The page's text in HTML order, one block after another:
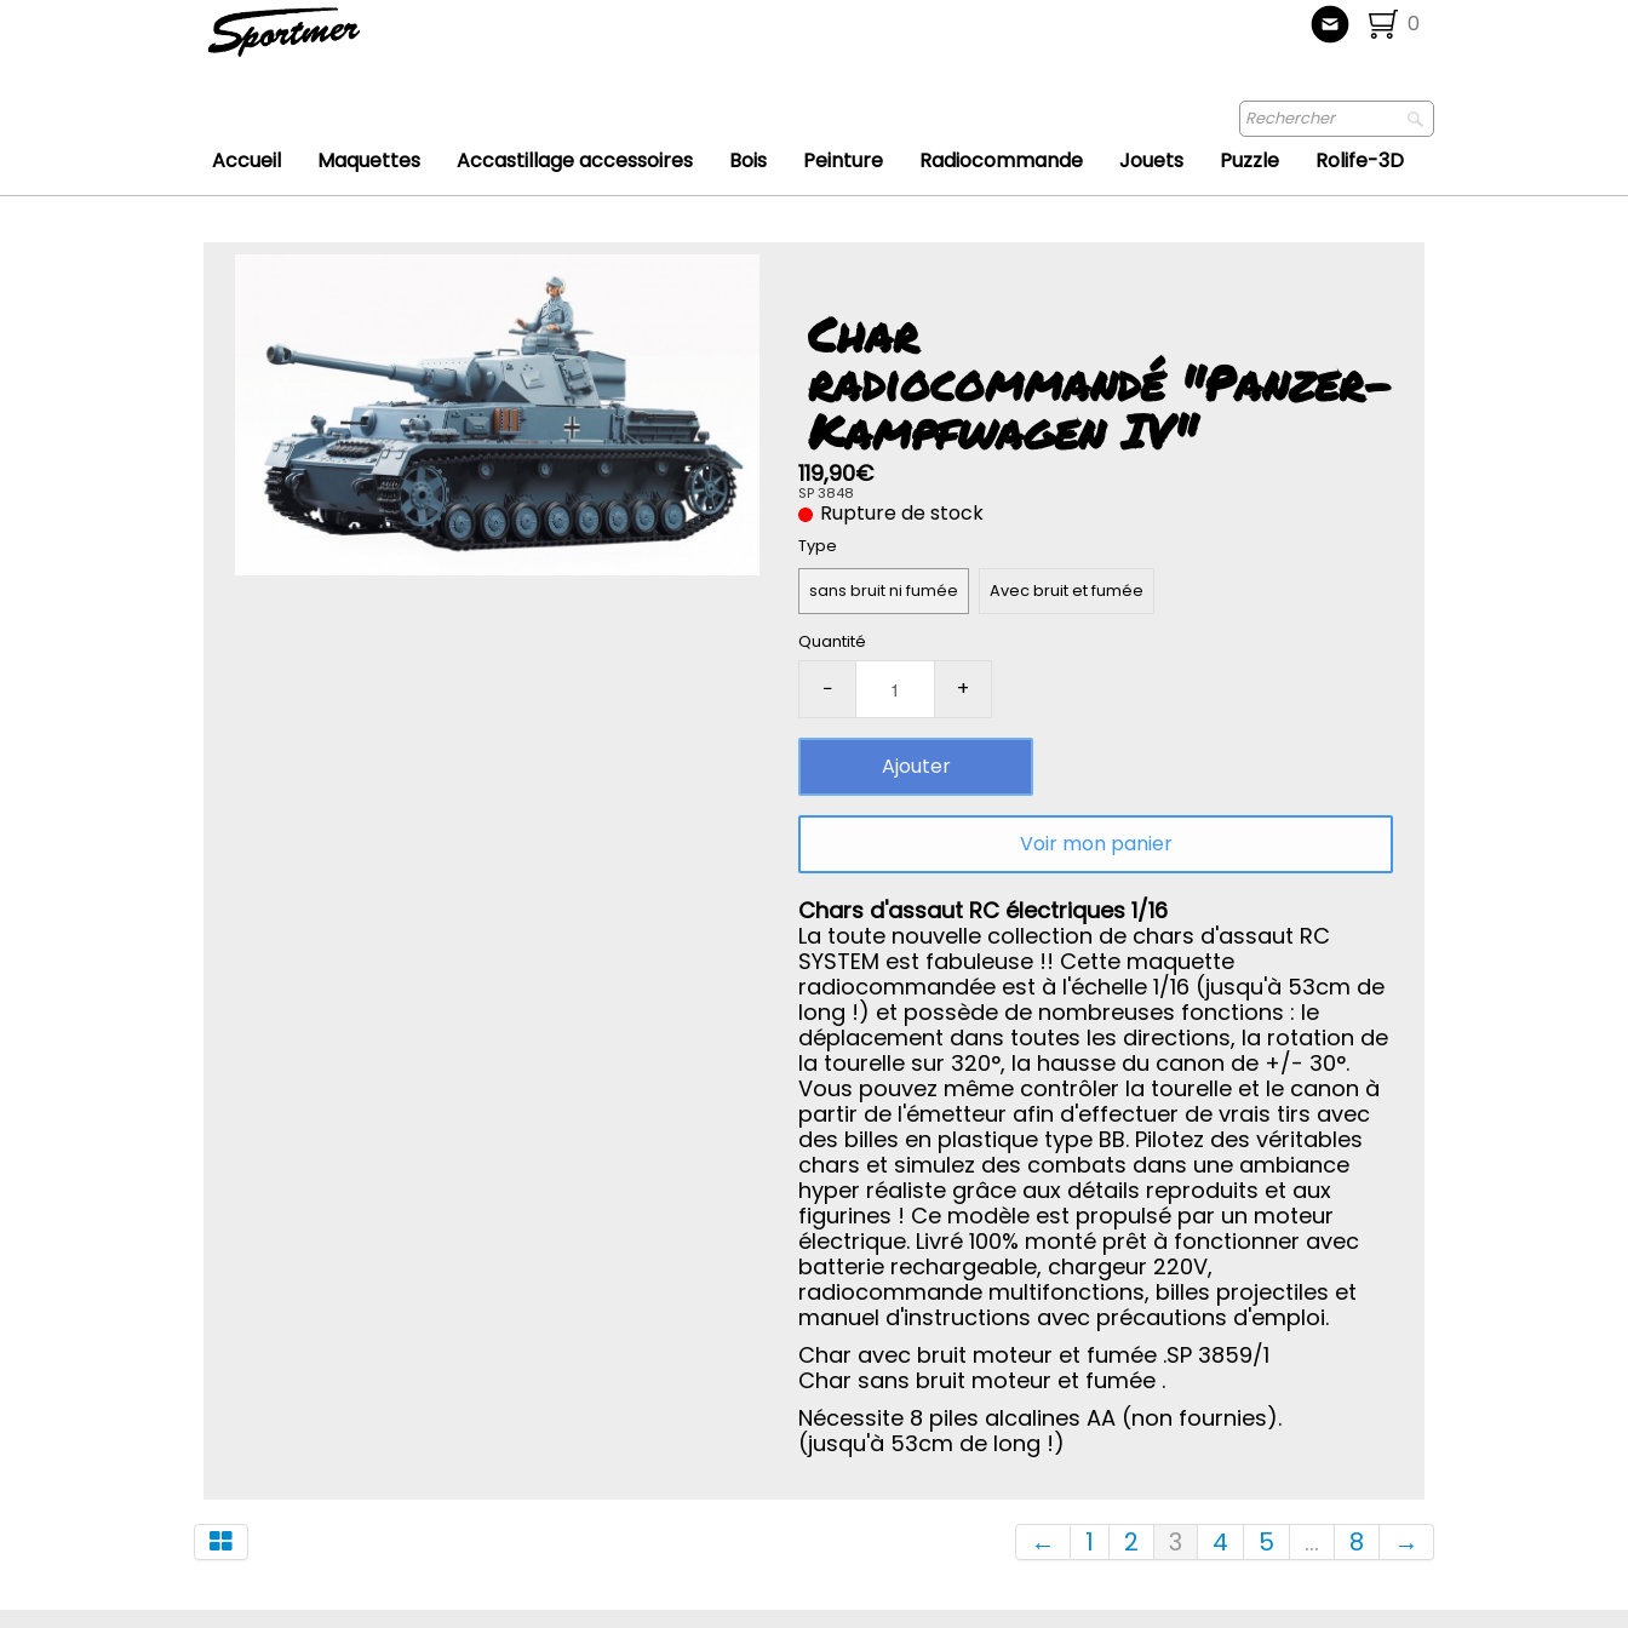
0
Accueil Maquettes Accastillage accessoires Bois Peinture Radiocommande Jouets Puzzle Rolife-3D
Char
radiocommandé "Panzer-
Kampfwagen IV"
119,90€
SP 3848
Rupture de stock
Type
sans bruit ni fumée Avec bruit et fumée
Quantité
− +
Ajouter
Voir mon panier
Chars d'assaut RC électriques 1/16
La toute nouvelle collection de chars d'assaut RC
SYSTEM est fabuleuse !! Cette maquette
radiocommandée est à l'échelle 1/16 (jusqu'à 53cm de
long !) et possède de nombreuses fonctions : le
déplacement dans toutes les directions, la rotation de
la tourelle sur 320°, la hausse du canon de +/- 30°.
Vous pouvez même contrôler la tourelle et le canon à
partir de l'émetteur afin d'effectuer de vrais tirs avec
des billes en plastique type BB. Pilotez des véritables
chars et simulez des combats dans une ambiance
hyper réaliste grâce aux détails reproduits et aux
figurines ! Ce modèle est propulsé par un moteur
électrique. Livré 100% monté prêt à fonctionner avec
batterie rechargeable, chargeur 220V,
radiocommande multifonctions, billes projectiles et
manuel d'instructions avec précautions d'emploi.
Char avec bruit moteur et fumée .SP 3859/1
Char sans bruit moteur et fumée .
Nécessite 8 piles alcalines AA (non fournies).
(jusqu'à 53cm de long !)
← 1 2 3 4 5 ... 8 →